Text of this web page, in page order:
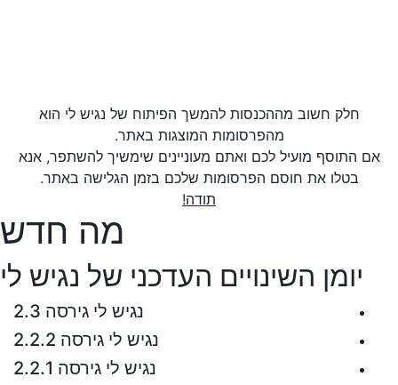
חלק חשוב מההכנסות להמשך הפיתוח של נגיש לי הוא
מהפרסומות המוצגות באתר.
אם התוסף מועיל לכם ואתם מעוניינים שימשיך להשתפר, אנא
בטלו את חוסם הפרסומות שלכם בזמן הגלישה באתר.
תודה!
מה חדש
יומן השינויים העדכני של נגיש לי
נגיש לי גירסה 2.3
נגיש לי גירסה 2.2.2
נגיש לי גירסה 2.2.1